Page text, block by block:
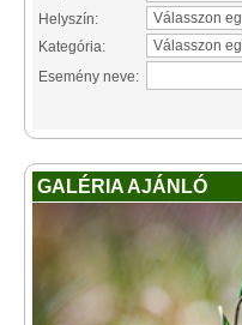
Helyszín:
Kategória:
Esemény neve:
GALÉRIA AJÁNLÓ